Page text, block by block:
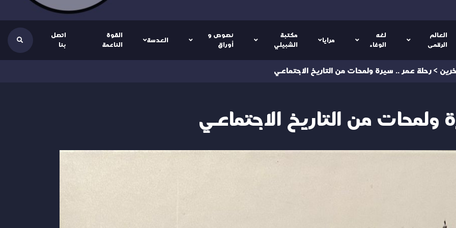
العالم
الرقمى
لغه
الوفاء
مرايا
مكتبة
الشبيلي
نصوص و
أوراق
العدسة
القوة
الناعمة
اتصل
بنا
> رحلة عمر .. سيرة ولمحات من التاريخ الاجتماعي
ولمحات من التاريخ الاجتماعي